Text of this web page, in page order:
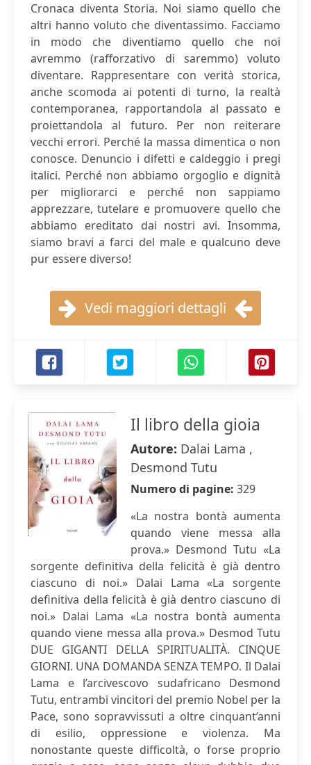
Cronaca diventa Storia. Noi siamo quello che
altri hanno voluto che diventassimo. Facciamo
in modo che diventiamo quello che noi
avremmo (rafforzativo di saremmo) voluto
diventare. Rappresentare con verità storica,
anche scomoda ai potenti di turno, la realtà
contemporanea, rapportandola al passato e
proiettandola al futuro. Per non reiterare
vecchi errori. Perché la massa dimentica o non
conosce. Denuncio i difetti e caldeggio i pregi
italici. Perché non abbiamo orgoglio e dignità
per migliorarci e perché non sappiamo
apprezzare, tutelare e promuovere quello che
abbiamo ereditato dai nostri avi. Insomma,
siamo bravi a farci del male e qualcuno deve
pur essere diverso!
Vedi maggiori dettagli
Il libro della gioia
Autore: Dalai Lama ,
Desmond Tutu
Numero di pagine: 329
«La nostra bontà aumenta
quando viene messa alla
prova.» Desmond Tutu «La
sorgente definitiva della felicità è già dentro
ciascuno di noi.» Dalai Lama «La sorgente
definitiva della felicità è già dentro ciascuno di
noi.» Dalai Lama «La nostra bontà aumenta
quando viene messa alla prova.» Desmod Tutu
DUE GIGANTI DELLA SPIRITUALITÀ. CINQUE
GIORNI. UNA DOMANDA SENZA TEMPO. Il Dalai
Lama e l’arcivescovo sudafricano Desmond
Tutu, entrambi vincitori del premio Nobel per la
Pace, sono sopravvissuti a oltre cinquant’anni
di esilio, oppressione e violenza. Ma
nonostante queste difficoltà, o forse proprio